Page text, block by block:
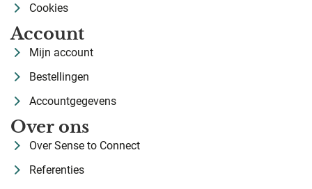
Cookies
Account
Mijn account
Bestellingen
Accountgegevens
Over ons
Over Sense to Connect
Referenties